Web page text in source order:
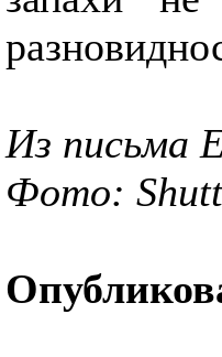
Из письма
Фото: